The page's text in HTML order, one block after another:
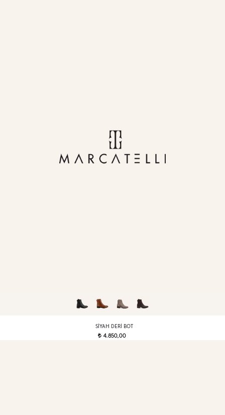
SIYAH DERI BOT
t 4.850,00